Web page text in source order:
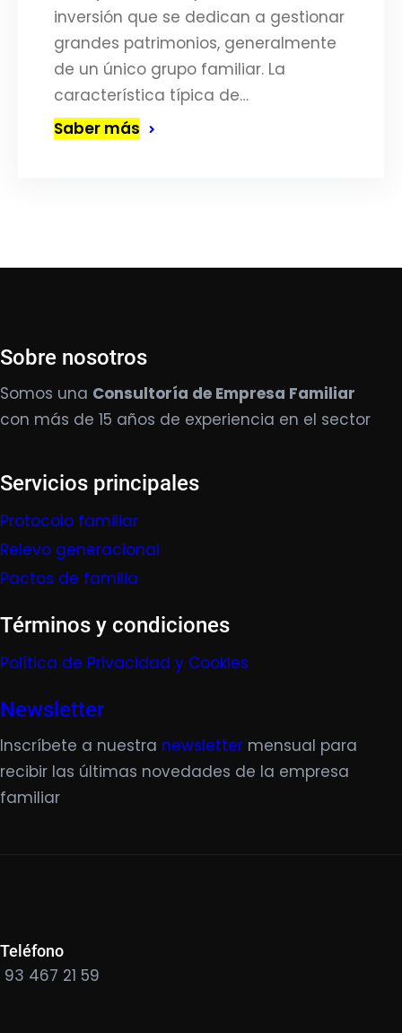
inversión que se dedican a gestionar
grandes patrimonios, generalmente
de un único grupo familiar. La
característica típica de…
Saber más
Sobre nosotros
Somos una Consultoría de Empresa Familiar
con más de 15 años de experiencia en el sector
Servicios principales
Protocolo familiar
Relevo generacional
Pactos de familia
Términos y condiciones
Política de Privacidad y Cookies
Newsletter
Inscríbete a nuestra newsletter mensual para
recibir las últimas novedades de la empresa
familiar
Teléfono
93 467 21 59